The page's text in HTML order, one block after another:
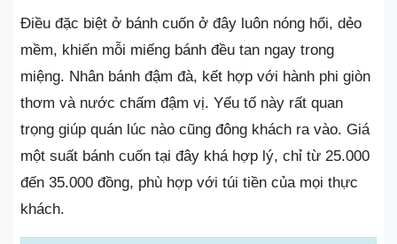
Điều đặc biệt ở bánh cuốn ở đây luôn nóng hổi, dẻo
mềm, khiến mỗi miếng bánh đều tan ngay trong
miệng. Nhân bánh đậm đà, kết hợp với hành phi giòn
thơm và nước chấm đậm vị. Yếu tố này rất quan
trọng giúp quán lúc nào cũng đông khách ra vào. Giá
một suất bánh cuốn tại đây khá hợp lý, chỉ từ 25.000
đến 35.000 đồng, phù hợp với túi tiền của mọi thực
khách.